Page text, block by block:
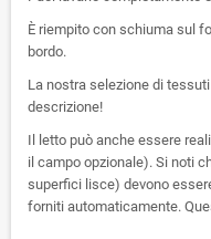
È riempito con schiuma sul
bordo.
La nostra selezione di
descrizione!
Il letto può anche essere
il campo opzionale). Si noti
superfici lisce) devono
forniti automaticamente.